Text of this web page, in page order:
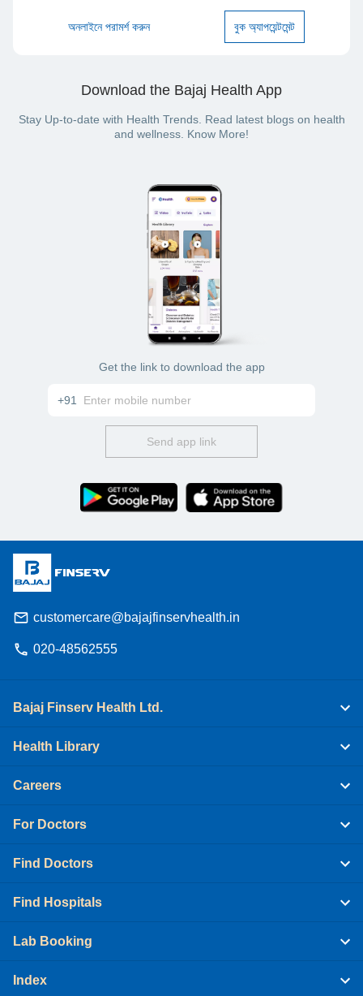
অনলাইনে পরামর্শ করুন বুক অ্যাপয়েন্টমেন্ট
Download the Bajaj Health App
Stay Up-to-date with Health Trends. Read latest blogs on health
and wellness. Know More!
Get the link to download the app
+91
Send app link
customercare@bajajfinservhealth.in
020-48562555
Bajaj Finserv Health Ltd.
Health Library
Careers
For Doctors
Find Doctors
Find Hospitals
Lab Booking
Index